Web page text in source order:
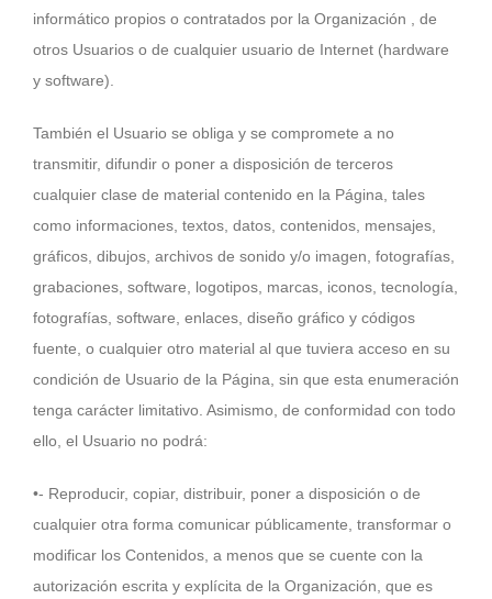
informático propios o contratados por la Organización , de
otros Usuarios o de cualquier usuario de Internet (hardware
y software).
También el Usuario se obliga y se compromete a no
transmitir, difundir o poner a disposición de terceros
cualquier clase de material contenido en la Página, tales
como informaciones, textos, datos, contenidos, mensajes,
gráficos, dibujos, archivos de sonido y/o imagen, fotografías,
grabaciones, software, logotipos, marcas, iconos, tecnología,
fotografías, software, enlaces, diseño gráfico y códigos
fuente, o cualquier otro material al que tuviera acceso en su
condición de Usuario de la Página, sin que esta enumeración
tenga carácter limitativo. Asimismo, de conformidad con todo
ello, el Usuario no podrá:
•- Reproducir, copiar, distribuir, poner a disposición o de
cualquier otra forma comunicar públicamente, transformar o
modificar los Contenidos, a menos que se cuente con la
autorización escrita y explícita de la Organización, que es